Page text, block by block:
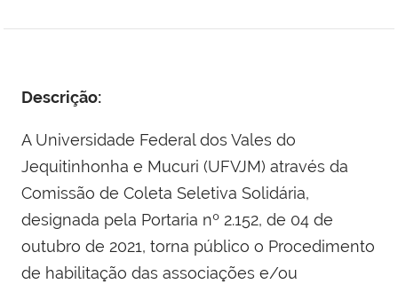
Descrição:
A Universidade Federal dos Vales do
Jequitinhonha e Mucuri (UFVJM) através da
Comissão de Coleta Seletiva Solidária,
designada pela Portaria nº 2.152, de 04 de
outubro de 2021, torna público o Procedimento
de habilitação das associações e/ou